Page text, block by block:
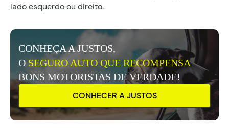
lado esquerdo ou direito.
CONHEÇA A JUSTOS,
OSEGURO AUTO QUE RECOMPENSA
BONS MOTORISTAS DE VERDADE!
CONHECER A JUSTOS